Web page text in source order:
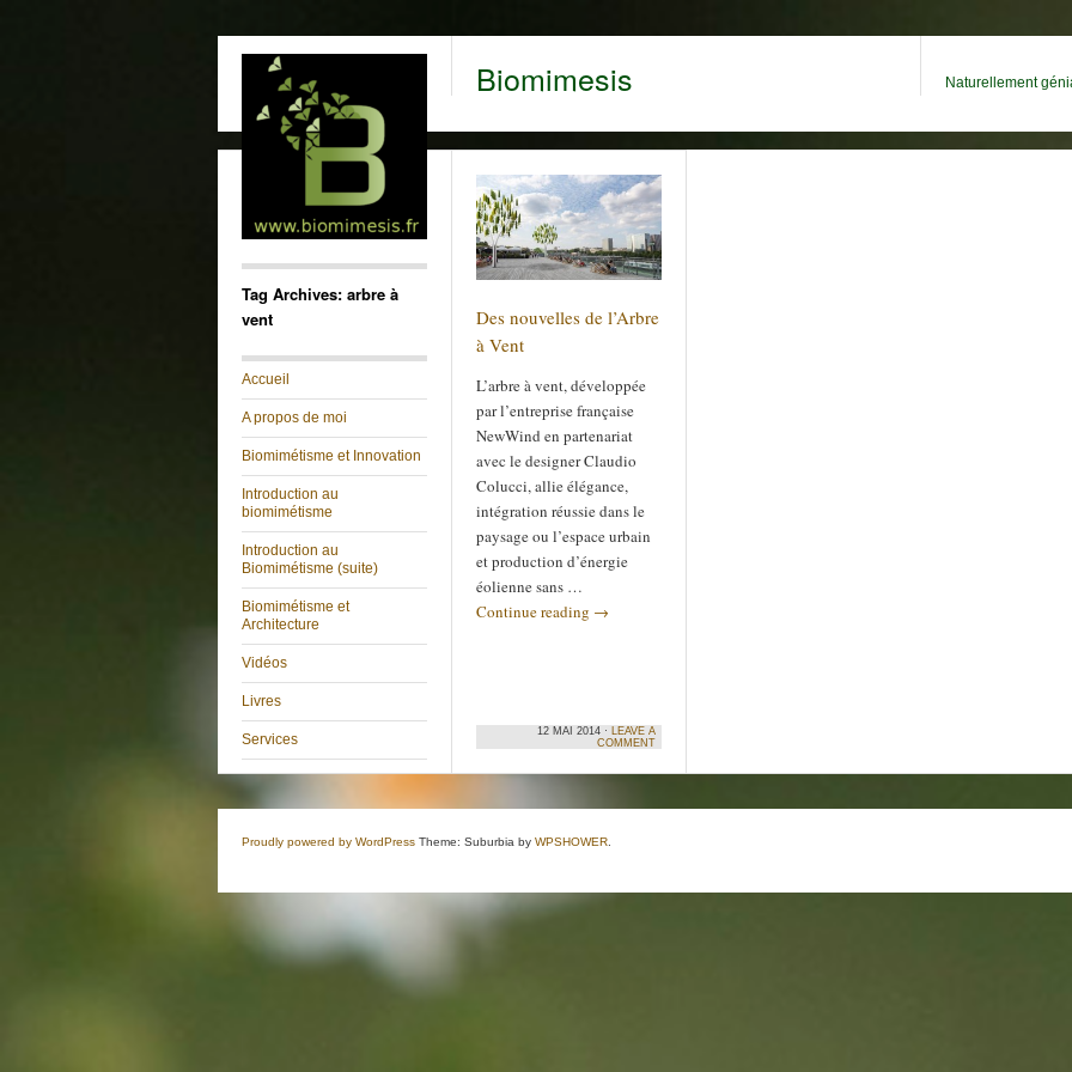
Biomimesis Naturellement
Tag Archives: arbre à
vent
Accueil
A propos de moi
Biomimétisme et Innovation
Introduction au
biomimétisme
Introduction au
Biomimétisme (suite)
Biomimétisme et
Architecture
Vidéos
Livres
Services
Des nouvelles de l’Arbre
à Vent
L’arbre à vent, développée
par l’entreprise française
NewWind en partenariat
avec le designer Claudio
Colucci, allie élégance,
intégration réussie dans le
paysage ou l’espace urbain
et production d’énergie
éolienne sans …
Continue reading →
12 MAI 2014 · LEAVE A
COMMENT
Proudly powered by WordPress Theme: Suburbia by WPSHOWER